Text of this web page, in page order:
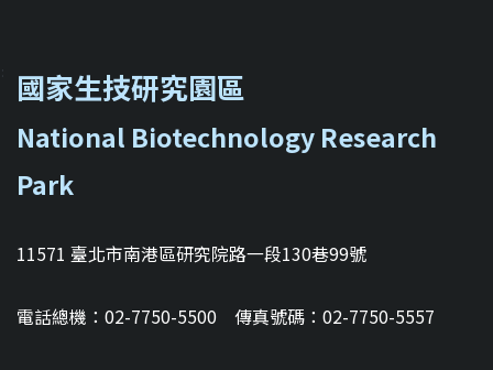
國家生技研究園區
National Biotechnology Research
Park
11571 臺北市南港區研究院路一段130巷99號
電話總機：02-7750-5500 傳真號碼：02-7750-5557